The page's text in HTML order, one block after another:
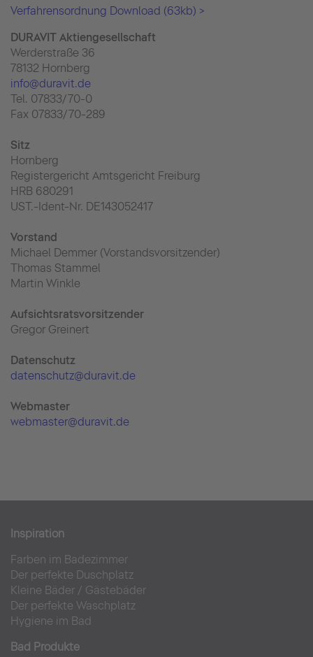
Verfahrensordnung Download (63kb) >
DURAVIT Aktiengesellschaft
Werderstraße 36
78132 Hornberg
info@duravit.de
Tel. 07833/70-0
Fax 07833/70-289
Sitz
Hornberg
Registergericht Amtsgericht Freiburg
HRB 680291
UST.-Ident-Nr. DE143052417
Vorstand
Michael Demmer (Vorstandsvorsitzender)
Thomas Stammel
Martin Winkle
Aufsichtsratsvorsitzender
Gregor Greinert
Datenschutz
datenschutz@duravit.de
Webmaster
webmaster@duravit.de
Inspiration
Farben im Badezimmer
Der perfekte Duschplatz
Kleine Bäder / Gästebäder
Der perfekte Waschplatz
Hygiene im Bad
Bad Produkte